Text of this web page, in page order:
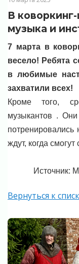
В
музыка и
7 марта в
весело! Ребята
в любимые
захватили всех!
Кроме того,
музыкантов .
потренировались
ждут, когда
Источник:
Вернуться к